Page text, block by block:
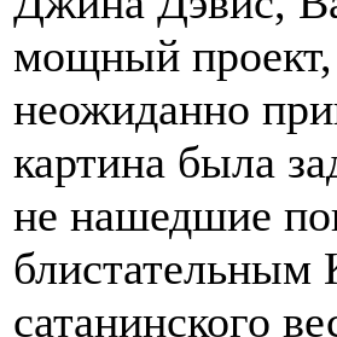
мощный
неожиданно
картина была
не нашедшие
блистательным
сатанинского